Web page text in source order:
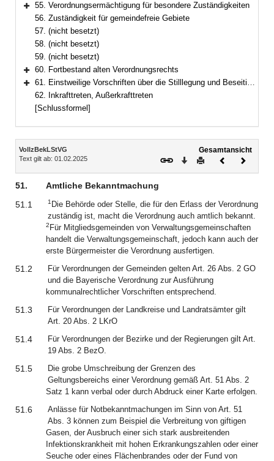
Bereich erweitern
55. Verordnungsermächtigung für besondere Zuständigkeiten
56. Zuständigkeit für gemeindefreie Gebiete
57. (nicht besetzt)
58. (nicht besetzt)
59. (nicht besetzt)
Bereich erweitern
60. Fortbestand alten Verordnungsrechts
Bereich erweitern
61. Einstweilige Vorschriften über die Stilllegung und Beseitigung von Anlagen und Geräten
62. Inkrafttreten, Außerkrafttreten
[Schlussformel]
Inhalt
VollzBekLStVG
Text gilt ab: 01.02.2025
Gesamtansicht
Download
DruckenVorheriges
51.
Amtliche Bekanntmachung
51.1
1 Die Behörde oder Stelle, die für den Erlass der Verordnung
zuständig ist, macht die Verordnung auch amtlich bekannt.
2 Für Mitgliedsgemeinden von Verwaltungsgemeinschaften
handelt die Verwaltungsgemeinschaft, jedoch kann auch der
erste Bürgermeister die Verordnung ausfertigen.
51.2
Für Verordnungen der Gemeinden gelten Art. 26 Abs. 2 GO
und die Bayerische Verordnung zur Ausführung
kommunalrechtlicher Vorschriften entsprechend.
51.3
Für Verordnungen der Landkreise und Landratsämter gilt
Art. 20 Abs. 2 LKrO
51.4
Für Verordnungen der Bezirke und der Regierungen gilt Art.
19 Abs. 2 BezO.
51.5
Die grobe Umschreibung der Grenzen des
Geltungsbereichs einer Verordnung gemäß Art. 51 Abs. 2
Satz 1 kann verbal oder durch Abdruck einer Karte erfolgen.
51.6
Anlässe für Notbekanntmachungen im Sinn von Art. 51
Abs. 3 können zum Beispiel die Verbreitung von giftigen
Gasen, der Ausbruch einer sich stark ausbreitenden
Infektionskrankheit mit hohen Erkrankungszahlen oder einer
Seuche oder eines Flächenbrandes oder der Fund von